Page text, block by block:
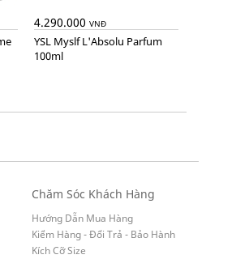
4.290.000 VNĐ
YSL Myslf L'Absolu Parfum
100ml
Chăm Sóc Khách Hàng
Hướng Dẫn Mua Hàng
Kiểm Hàng - Đổi Trả - Bảo Hành
Kích Cỡ Size